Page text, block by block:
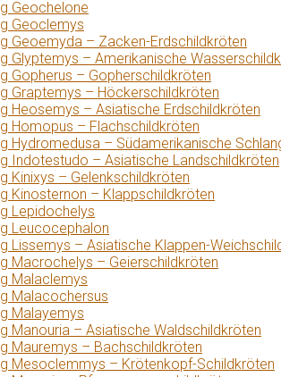
Geochelone
Geoclemys
Geoemyda – Zacken-Erdschildkröten
Glyptemys – Amerikanische
Gopherus – Gopherschildkröten
Graptemys – Höckerschildkröten
Heosemys – Asiatische Erdschildkröten
Homopus – Flachschildkröten
Hydromedusa – Südamerikanische
Indotestudo – Asiatische Landschildkröten
Kinixys – Gelenkschildkröten
Kinosternon – Klappschildkröten
Lepidochelys
Leucocephalon
Lissemys – Asiatische Klappen-
Macrochelys – Geierschildkröten
Malaclemys
Malacochersus
Malayemys
Manouria – Asiatische Waldschildkröten
Mauremys – Bachschildkröten
Mesoclemmys – Krötenkopf-Schildkröten